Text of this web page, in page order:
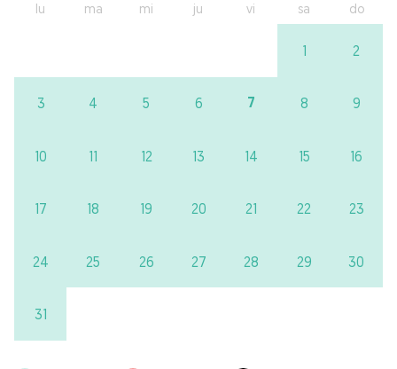
lu ma mi ju vi sa do
1 2
3 4 5 6 7 8 9
10 11 12 13 14 15 16
17 18 19 20 21 22 23
24 25 26 27 28 29 30
31